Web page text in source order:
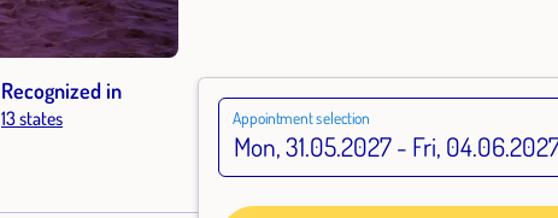
Recognized in
13 states Appointment selection